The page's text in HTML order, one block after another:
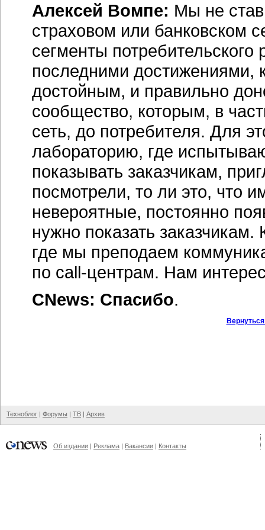
Алексей Вомпе: Мы не
страховом или банковском
сегменты
последними достижениями,
достойным, и правильно
сообщество, которым, в
сеть, до потребителя. Для
лабораторию, где
показывать заказчикам,
посмотрели, то ли это, что
невероятные, постоянно
нужно показать
где мы преподаем
по call-центрам. Нам
CNews: Спасибо.
Техноблог | Форумы | ТВ | Архив
Об издании | Реклама | Вакансии | Контакты